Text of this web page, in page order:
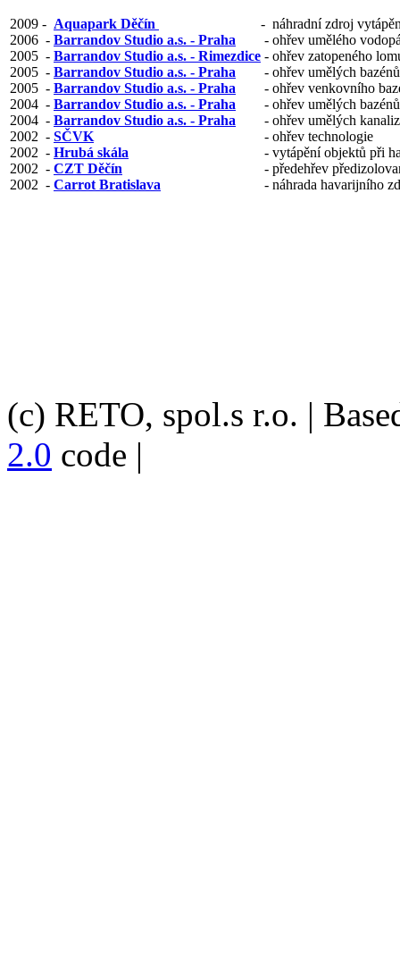
2009 - Aquapark Děčín - náhradní zdroj
2006 - Barrandov Studio a.s. - Praha - ohřev umělého
2005 - Barrandov Studio a.s. - Rimezdice - ohřev zatopeného
2005 - Barrandov Studio a.s. - Praha - ohřev umělých
2005 - Barrandov Studio a.s. - Praha - ohřev venkovního
2004 - Barrandov Studio a.s. - Praha - ohřev umělých
2004 - Barrandov Studio a.s. - Praha - ohřev umělých
2002 - SČVK - ohřev technologie
2002 - Hrubá skála - vytápění objektů při
2002 - CZT Děčín - předehřev
2002 - Carrot Bratislava - náhrada havarijního
(c) RETO, spol.s r.o. |
2.0 code |